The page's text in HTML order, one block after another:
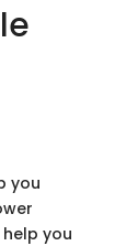
you
you